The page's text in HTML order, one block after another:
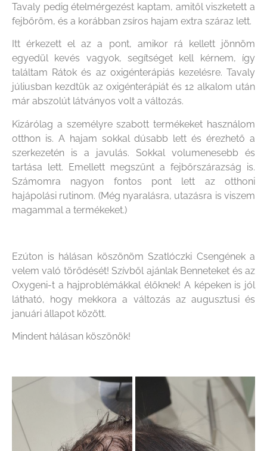
Tavaly pedig ételmérgezést kaptam, amitől viszketett a
fejbőröm, és a korábban zsíros hajam extra száraz lett.
Itt érkezett el az a pont, amikor rá kellett jönnöm
egyedül kevés vagyok, segítséget kell kérnem, így
találtam Rátok és az oxigénterápiás kezelésre. Tavaly
júliusban kezdtük az oxigénterápiát és 12 alkalom után
már abszolút látványos volt a változás.
Kizárólag a személyre szabott termékeket használom
otthon is. A hajam sokkal dúsabb lett és érezhető a
szerkezetén is a javulás. Sokkal volumenesebb és
tartása lett. Emellett megszűnt a fejbőrszárazság is.
Számomra nagyon fontos pont lett az otthoni
hajápolási rutinom. (Még nyaralásra, utazásra is viszem
magammal a termékeket.)
Ezúton is hálásan köszönöm Szatlóczki Csengének a
velem való törődését! Szívből ajánlak Benneteket és az
Oxygeni-t a hajproblémákkal élőknek! A képeken is jól
látható, hogy mekkora a változás az augusztusi és
januári állapot között.
Mindent hálásan köszönök!